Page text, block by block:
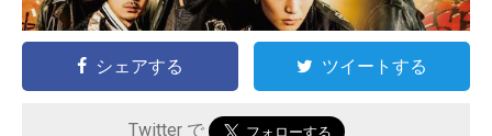
シェアする ツイートする
Twitter で